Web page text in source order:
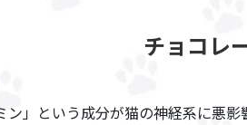
チョコレ
ン」という成分が猫の神経系に悪影